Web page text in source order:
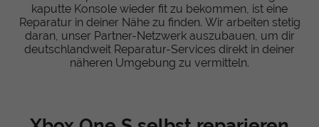
kaputte Konsole wieder fit zu bekommen, ist eine
Reparatur in deiner Nähe zu finden. Wir arbeiten stetig
daran, unser Partner-Netzwerk auszubauen, um dir
deutschlandweit Reparatur-Services direkt in deiner
näheren Umgebung zu vermitteln.